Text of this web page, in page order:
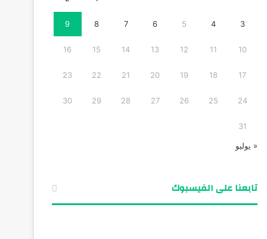
3
4
5
6
7
8
9
10
11
12
13
14
15
16
17
18
19
20
21
22
23
24
25
26
27
28
29
30
31
« يوليو
تابعنا على الفيسبوك